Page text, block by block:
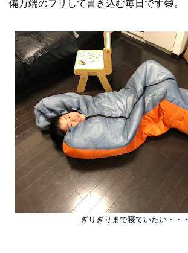
備万端のフリして書き込む毎日です😅。
ぎりぎりまで寝ていたい・・・